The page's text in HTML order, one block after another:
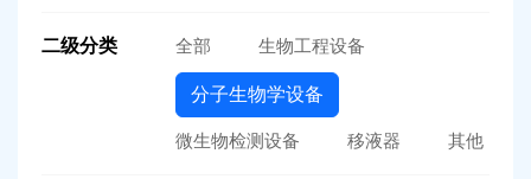
二级分类 全部 生物工程设备
分子生物学设备
微生物检测设备 移液器 其他